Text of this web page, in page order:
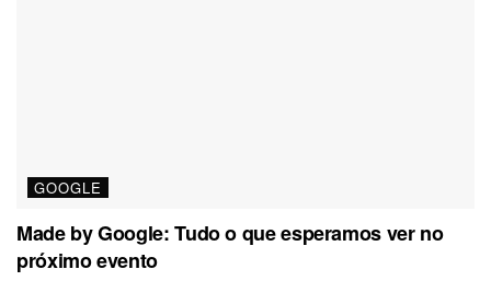
GOOGLE
Made by Google: Tudo o que esperamos ver no
próximo evento